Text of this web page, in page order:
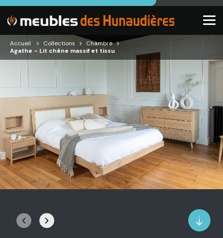
Accueil Collections
Chambre
Agathe – Lit chêne massif et tissu